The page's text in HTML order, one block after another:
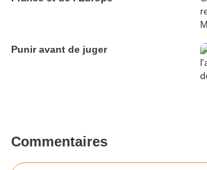
Punir avant de juger
Commentaires